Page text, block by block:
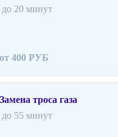
до 20 минут
от 400 РУБ
Замена троса газа
до 55 минут